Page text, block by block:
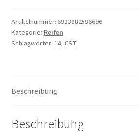
Artikelnummer: 6933882596696
Kategorie: Reifen
Schlagwörter: 14, CST
Beschreibung
Beschreibung